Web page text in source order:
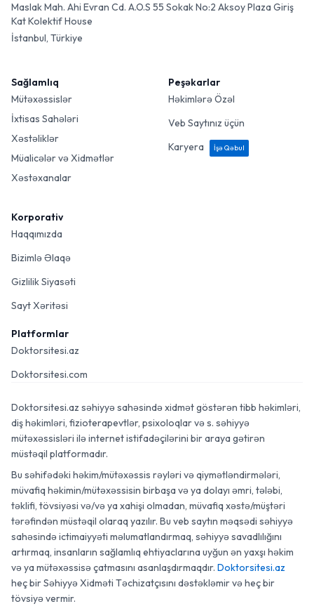
Maslak Mah. Ahi Evran Cd. A.O.S 55 Sokak No:2 Aksoy Plaza Giriş
Kat Kolektif House
İstanbul, Türkiye
Sağlamlıq
Mütəxəssislər
İxtisas Sahələri
Xəstəliklər
Müalicələr və Xidmətlər
Xəstəxanalar
Peşəkarlar
Həkimlərə Özəl
Veb Saytınız üçün
Karyera
İşə Qəbul
Korporativ
Haqqımızda
Bizimlə Əlaqə
Gizlilik Siyasəti
Sayt Xəritəsi
Platformlar
Doktorsitesi.az
Doktorsitesi.com
Doktorsitesi.az səhiyyə sahəsində xidmət göstərən tibb həkimləri,
diş həkimləri, fizioterapevtlər, psixoloqlar və s. səhiyyə
mütəxəssisləri ilə internet istifadəçilərini bir araya gətirən
müstəqil platformadır.
Bu səhifədəki həkim/mütəxəssis rəyləri və qiymətləndirmələri,
müvafiq həkimin/mütəxəssisin birbaşa və ya dolayı əmri, tələbi,
təklifi, tövsiyəsi və/və ya xahişi olmadan, müvafiq xəstə/müştəri
tərəfindən müstəqil olaraq yazılır. Bu veb saytın məqsədi səhiyyə
sahəsində ictimaiyyəti məlumatlandırmaq, səhiyyə savadlılığını
artırmaq, insanların sağlamlıq ehtiyaclarına uyğun ən yaxşı həkim
və ya mütəxəssisə çatmasını asanlaşdırmaqdır. Doktorsitesi.az
heç bir Səhiyyə Xidməti Təchizatçısını dəstəkləmir və heç bir
tövsiyə vermir.